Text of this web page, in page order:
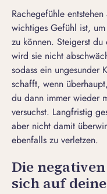
Rachegefühle
wichtiges Gefühl ist,
zu können. Steigerst
wird sie nicht
sodass ein ungesunder
schafft, wenn
du dann immer wieder
versuchst. Langfristig
aber nicht damit
ebenfalls zu verletzen.
Die
sich auf